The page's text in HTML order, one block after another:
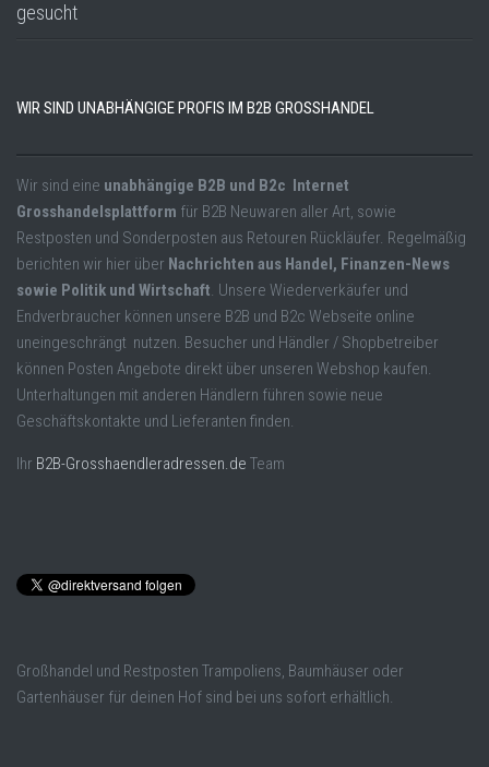
gesucht
WIR SIND UNABHÄNGIGE PROFIS IM B2B GROSSHANDEL
Wir sind eine unabhängige B2B und B2c Internet
Grosshandelsplattform für B2B Neuwaren aller Art, sowie
Restposten und Sonderposten aus Retouren Rückläufer. Regelmäßig
berichten wir hier über Nachrichten aus Handel, Finanzen-News
sowie Politik und Wirtschaft. Unsere Wiederverkäufer und
Endverbraucher können unsere B2B und B2c Webseite online
uneingeschrängt nutzen. Besucher und Händler / Shopbetreiber
können Posten Angebote direkt über unseren Webshop kaufen.
Unterhaltungen mit anderen Händlern führen sowie neue
Geschäftskontakte und Lieferanten finden.
Ihr B2B-Grosshaendleradressen.de Team
Großhandel und Restposten Trampoliens, Baumhäuser oder
Gartenhäuser für deinen Hof sind bei uns sofort erhältlich.